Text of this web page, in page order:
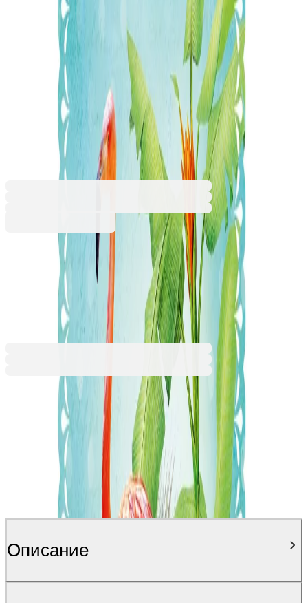
Офис Консумативи /Хартия/Хартии За
Gespaensterwald Картичка,
Romantique, фламинго
8025600026
Баркод: 4260409677357
7,18 лв.
7,18 лв.
Ценa с ДДС
Описание